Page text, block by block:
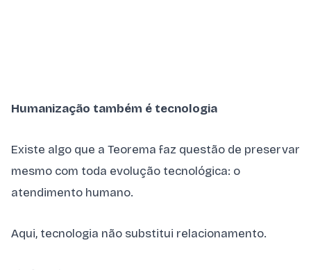
Humanização também é tecnologia
Existe algo que a Teorema faz questão de preservar
mesmo com toda evolução tecnológica: o
atendimento humano.
Aqui, tecnologia não substitui relacionamento.